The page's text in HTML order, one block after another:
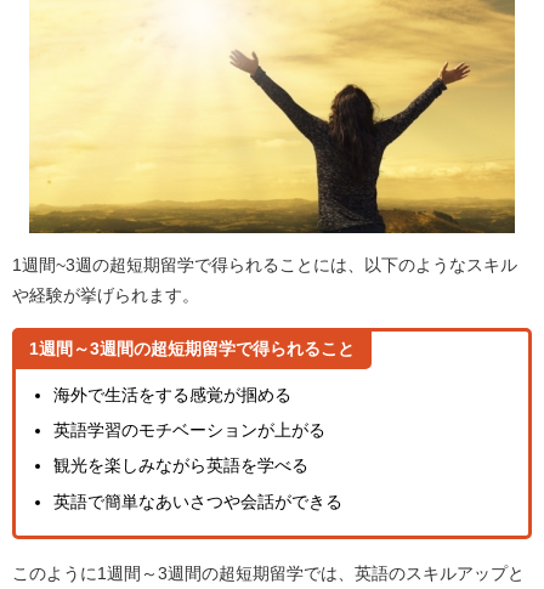
1週間~3週の超短期留学で得られることには、以下のようなスキル
や経験が挙げられます。
1週間～3週間の超短期留学で得られること
海外で生活をする感覚が掴める
英語学習のモチベーションが上がる
観光を楽しみながら英語を学べる
英語で簡単なあいさつや会話ができる
このように1週間～3週間の超短期留学では、英語のスキルアップと